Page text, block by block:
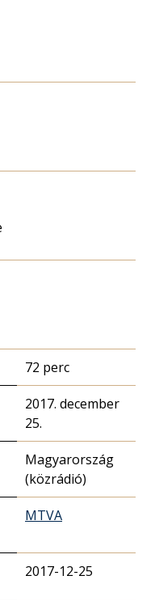
72 perc
2017. december
25.
Magyarország
(közrádió)
MTVA
2017-12-25